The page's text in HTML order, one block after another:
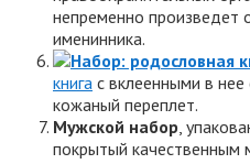
непременно произведет
именинника.
книга с вклеенными в
кожаный переплет.
Мужской набор ,
покрытый качественным